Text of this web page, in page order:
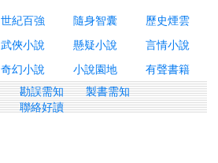
世紀百強 隨身智囊
歷史煙雲
武俠小說
懸疑小說
言情小說
奇幻小說
小說園地 有聲書籍
勘誤需知
製書需知
聯絡好讀